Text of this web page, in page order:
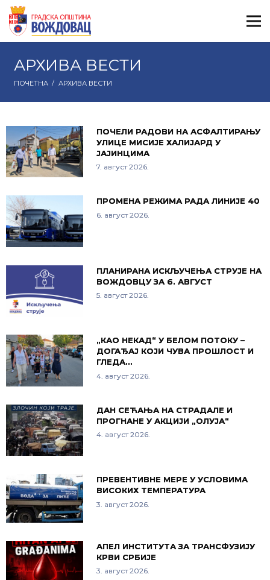
АРХИВА ВЕСТИ
ПОЧЕТНА / АРХИВА ВЕСТИ
ПОЧЕЛИ РАДОВИ НА АСФАЛТИРАЊУ
УЛИЦЕ МИСИЈЕ ХАЛИЈАРД У
ЈАЈИНЦИМА
7. август 2026.
ПРОМЕНА РЕЖИМА РАДА ЛИНИЈЕ 40
6. август 2026.
ПЛАНИРАНА ИСКЉУЧЕЊА СТРУЈЕ НА
ВОЖДОВЦУ ЗА 6. АВГУСТ
5. август 2026.
„КАО НЕКАД“ У БЕЛОМ ПОТОКУ –
ДОГАЂАЈ КОЈИ ЧУВА ПРОШЛОСТ И
ГЛЕДА…
4. август 2026.
ДАН СЕЋАЊА НА СТРАДАЛЕ И
ПРОГНАНЕ У АКЦИЈИ „ОЛУЈА“
4. август 2026.
ПРЕВЕНТИВНЕ МЕРЕ У УСЛОВИМА
ВИСОКИХ ТЕМПЕРАТУРА
3. август 2026.
АПЕЛ ИНСТИТУТА ЗА ТРАНСФУЗИЈУ
КРВИ СРБИЈЕ
3. август 2026.